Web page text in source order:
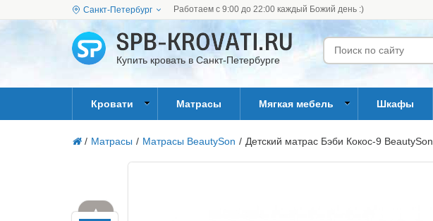
Санкт-Петербург Работаем с 9:00 до 22:00 каждый Божий день :)
Купить кровать в Санкт-Петербурге
Кровати Матрасы Мягкая мебель Шкафы
/ Матрасы / Матрасы BeautySon / Детский матрас Бэби Кокос-9 BeautySon
▲